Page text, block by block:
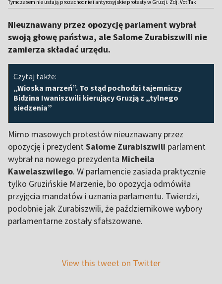
Tymczasem nie ustają prozachodnie i antyrosyjskie protesty w Gruzji. Zdj. Vot Tak
Nieuznawany przez opozycję parlament wybrał
swoją głowę państwa, ale Salome Zurabiszwili nie
zamierza składać urzędu.
Czytaj także:
„Wioska marzeń”. To stąd pochodzi tajemniczy
Bidzina Iwaniszwili kierujący Gruzją z „tylnego
siedzenia”
Mimo masowych protestów nieuznawany przez
opozycję i prezydentSalome Zurabiszwili parlament
wybrał na nowego prezydenta Micheila
Kawelaszwilego. W parlamencie zasiada praktycznie
tylko Gruzińskie Marzenie, bo opozycja odmówiła
przyjęcia mandatów i uznania parlamentu. Twierdzi,
podobnie jak Zurabiszwili, że październikowe wybory
parlamentarne zostały sfałszowane.
View this tweet on Twitter